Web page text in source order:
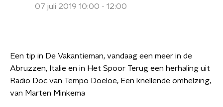
07 juli 2019 10:00 - 12:00
Een tip in De Vakantieman, vandaag een meer in de
Abruzzen, Italie en in Het Spoor Terug een herhaling uit
Radio Doc van Tempo Doeloe, Een knellende omhelzing,
van Marten Minkema